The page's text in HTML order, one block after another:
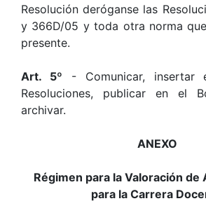
Resolución deróganse las
y 366D/05 y toda otra norma
presente.
Art. 5º - Comunicar,
Resoluciones, publicar en el
archivar.
ANEXO
Régimen para la Valoración
para la Carrera